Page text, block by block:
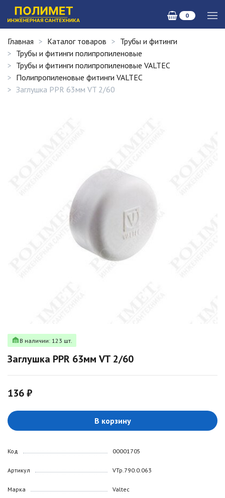
0
Главная Каталог товаров
Трубы и фитинги
Трубы и фитинги полипропиленовые
Трубы и фитинги полипропиленовые VALTEC
Полипропиленовые фитинги VALTEC
Заглушка PPR 63мм VT 2/60
В наличии: 123 шт.
Заглушка PPR 63мм VT 2/60
136 ₽
В корзину
Код
Артикул
Марка
00001705
VTp.790.0.063
Valtec